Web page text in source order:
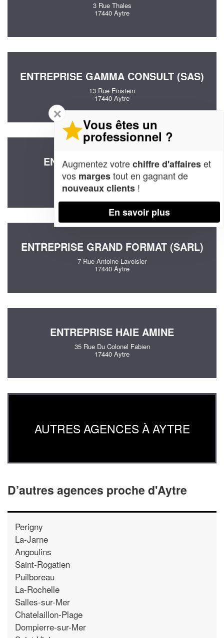
3 Rue Thales
17440 Aytre
ENTREPRISE GAMMA CONSULT (SAS)
13 Rue Einstein
17440 Aytre
ENTREPRISE PILLOT SYLVIE
10 Rue Antoine Lavoisier
17440 Aytre
ENTREPRISE GRAND FORMAT (SARL)
7 Rue Antoine Lavoisier
17440 Aytre
ENTREPRISE HAIE AMINE
35 Rue Du Colonel Fabien
17440 Aytre
AUTRES AGENCES À AYTRE
D’autres agences proche d'Aytre
Perigny
La-Jarne
Angoulins
Saint-Rogatien
Puilboreau
La-Rochelle
Salles-sur-Mer
Chatelaillon-Plage
Dompierre-sur-Mer
✕
Vous êtes un
professionnel ?
Augmentez votrechiffre d'affaireset
vos margestout en gagnant de
nouveaux clients !
En savoir plus